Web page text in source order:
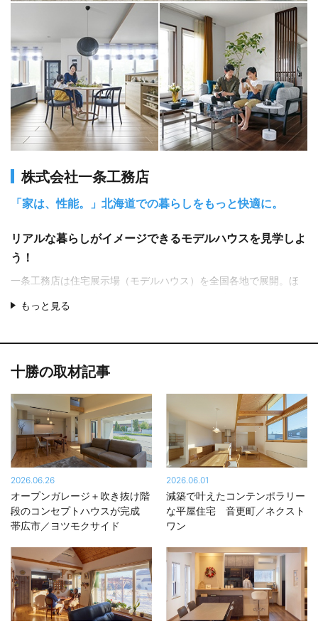
株式会社一条工務店
「家は、性能。」北海道での暮らしをもっと快適に。
リアルな暮らしがイメージできるモデルハウスを見学しよ
う！
一条工務店は住宅展示場（モデルハウス）を全国各地で展開。ほ
さい。
世界でいちばん選ばれている注文住宅メーカー※
理想とする住まいを、納得価格で多くの方に提供していくことも
「家は、性能。」を掲げる上での大切なテーマとしてきた一条工
務店。その想いで続けてきた住まいづくりが多くのオーナーに支
持されたことで、2019年から5年連続で「最新年間で最も売れて
いる注文住宅会社」として、ギネス世界記録
に認定されていま
す。 ※記録名｢最新年間で最も売れている注文住宅会社｣（認定対象
年：2023年）
ダントツの住宅性能・豊富なラインアップも魅力
超気密・超断熱性能と全館床暖房により、玄関や廊下、トイレや
お風呂まで家中が暖かく、ストーブやパネルヒーターいらずの暮
らしを叶えます。冷暖房費を気にせず、ワンランク上の快適を届
もっと見る
十勝の取材記事
2026.06.26
オープンガレージ＋吹き抜け階
段のコンセプトハウスが完成
帯広市／ヨツモクサイド
2026.06.01
減築で叶えたコンテンポラリー
な平屋住宅 音更町／ネクスト
ワン